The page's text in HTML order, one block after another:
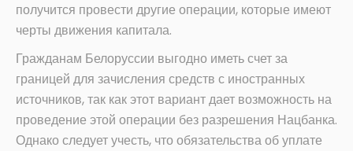
получится провести другие операции, которые имеют
черты движения капитала.
Гражданам Белоруссии выгодно иметь счет за
границей для зачисления средств с иностранных
источников, так как этот вариант дает возможность на
проведение этой операции без разрешения Нацбанка.
Однако следует учесть, что обязательства об уплате